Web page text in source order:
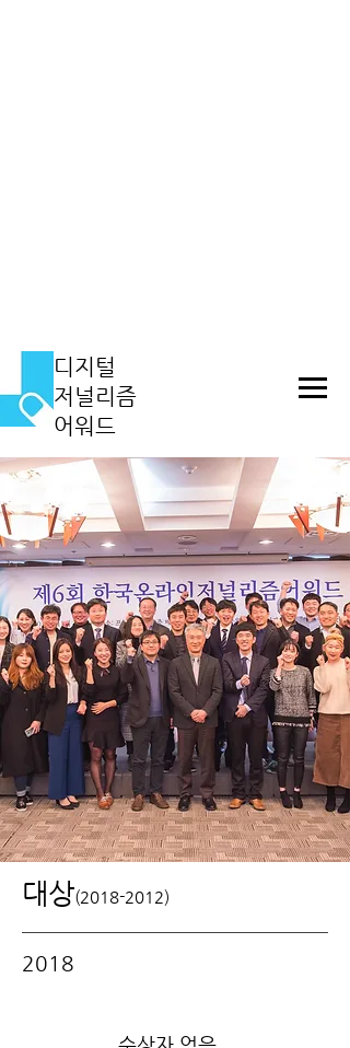
​디지털
저널리즘
어워드
대상(2018-2012)
2018